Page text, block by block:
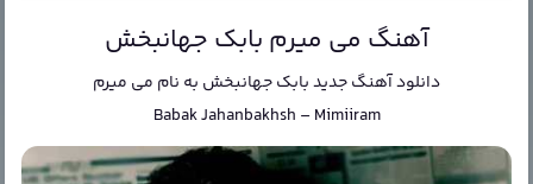
آهنگ می میرم بابک جهانبخش
دانلود آهنگ جدیدبابک جهانبخش به نام می میرم
Babak Jahanbakhsh –Mimiiram